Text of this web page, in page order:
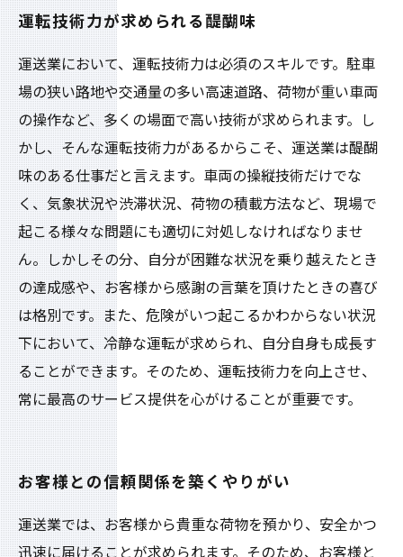
運転技術力が求められる醍醐味
運送業において、運転技術力は必須のスキルです。駐車
場の狭い路地や交通量の多い高速道路、荷物が重い車両
の操作など、多くの場面で高い技術が求められます。し
かし、そんな運転技術力があるからこそ、運送業は醍醐
味のある仕事だと言えます。車両の操縦技術だけでな
く、気象状況や渋滞状況、荷物の積載方法など、現場で
起こる様々な問題にも適切に対処しなければなりませ
ん。しかしその分、自分が困難な状況を乗り越えたとき
の達成感や、お客様から感謝の言葉を頂けたときの喜び
は格別です。また、危険がいつ起こるかわからない状況
下において、冷静な運転が求められ、自分自身も成長す
ることができます。そのため、運転技術力を向上させ、
常に最高のサービス提供を心がけることが重要です。
お客様との信頼関係を築くやりがい
運送業では、お客様から貴重な荷物を預かり、安全かつ
迅速に届けることが求められます。そのため、お客様と